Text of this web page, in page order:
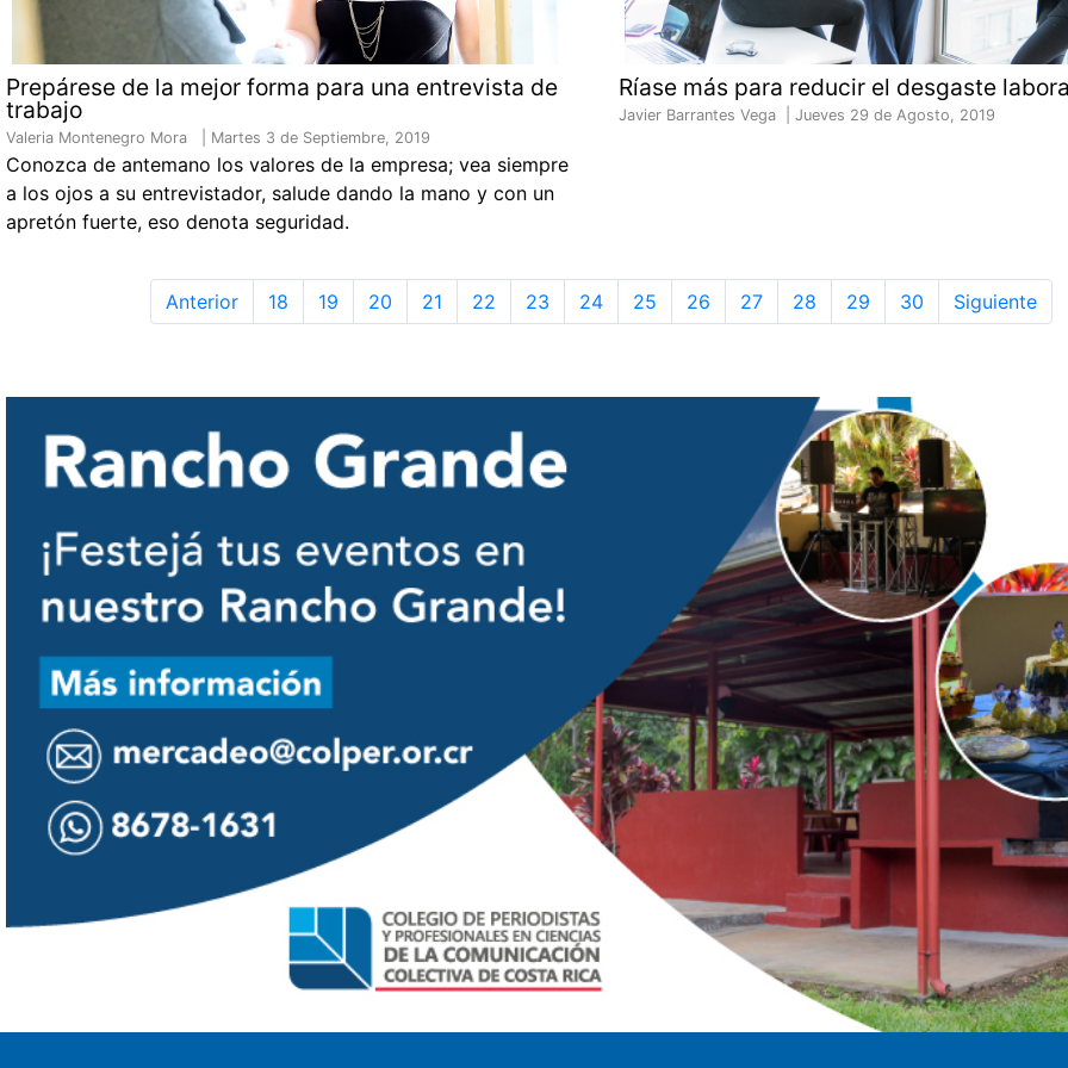
Prepárese de la mejor forma para una entrevista de
trabajo
Valeria Montenegro Mora | Martes 3 de Septiembre, 2019
Conozca de antemano los valores de la empresa; vea siempre
a los ojos a su entrevistador, salude dando la mano y con un
apretón fuerte, eso denota seguridad.
Ríase más para reducir el desgaste
Javier Barrantes Vega | Jueves 29 de Agosto, 2019
Anterior 18 19 20 21 22 23 24 25 26 27 28 29 30 Siguiente